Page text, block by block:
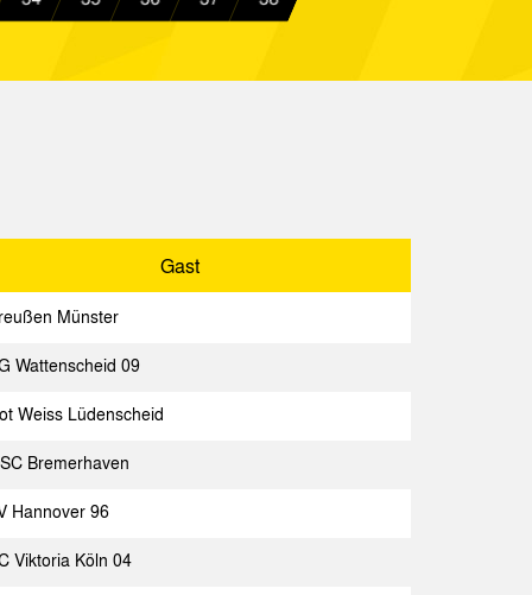
Gast Spielbericht
Belgien
Gast
Münster
Wattenscheid 09
Weiss Lüdenscheid
Bremerhaven
Hannover 96
Viktoria Köln 04